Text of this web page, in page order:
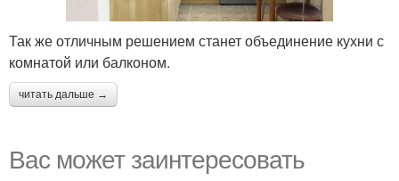
Так же отличным решением станет объединение кухни с
комнатой или балконом.
читать дальше →
Вас может заинтересовать